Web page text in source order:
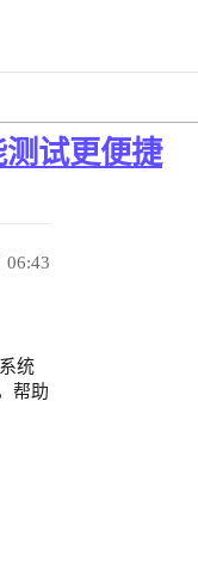
试更便捷
06:43
统
帮助